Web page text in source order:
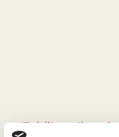
Todellinen aikamatka